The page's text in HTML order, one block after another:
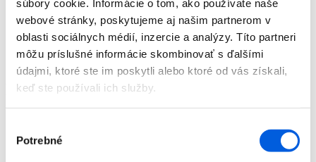
súbory cookie. Informácie o tom, ako používate naše
webové stránky, poskytujeme aj našim partnerom v
oblasti sociálnych médií, inzercie a analýzy. Títo partneri
môžu príslušné informácie skombinovať s ďalšími
údajmi, ktoré ste im poskytli alebo ktoré od vás získali,
keď ste používali ich služby.
súhlasu
Potrebné
Doplnky
Výpredaj
Predajne
Kontakt
Detail produktu
Doplnky